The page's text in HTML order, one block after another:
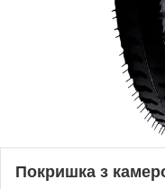
Покришка з